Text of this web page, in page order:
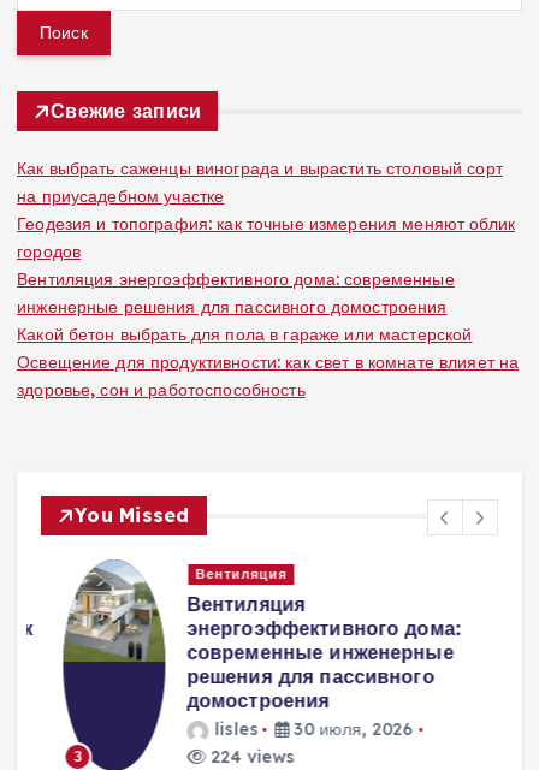
т
Свежие записи
Как выбрать саженцы винограда и вырастить столовый сорт
на приусадебном участке
Геодезия и топография: как точные измерения меняют облик
городов
Вентиляция энергоэффективного дома: современные
инженерные решения для пассивного домостроения
Какой бетон выбрать для пола в гараже или мастерской
Освещение для продуктивности: как свет в комнате влияет на
здоровье, сон и работоспособность
You Missed
Вентиляция
Вентиляция
энергоэффективного дома:
современные инженерные
решения для пассивного
домостроения
lisles
30 июля, 2026
224 views